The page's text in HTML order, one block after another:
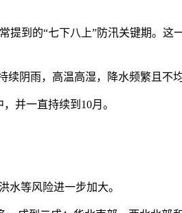
到的“七下八上”防汛关键期。这
阴雨，高温高湿，降水频繁且不
并一直持续到10月。
等风险进一步加大。